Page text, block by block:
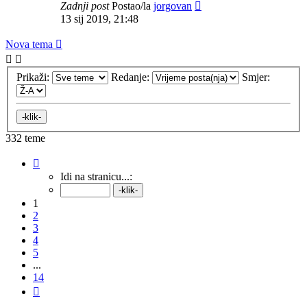
Zadnji postPostao/la jorgovan
13 sij 2019, 21:48
Nova tema
Prikaži: Redanje: Smjer:
332 teme
14 .Idi na stranicu...:
1
2
3
4
5
...
14